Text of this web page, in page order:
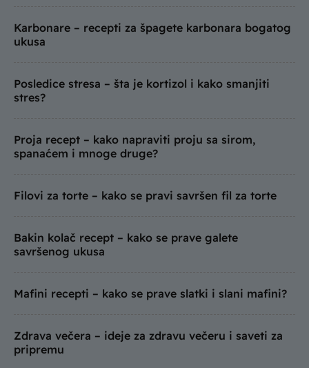
Karbonare – recepti za špagete karbonara bogatog
ukusa
Posledice stresa – šta je kortizol i kako smanjiti
stres?
Proja recept – kako napraviti proju sa sirom,
spanaćem i mnoge druge?
Filovi za torte – kako se pravi savršen fil za torte
Bakin kolač recept – kako se prave galete
savršenog ukusa
Mafini recepti – kako se prave slatki i slani mafini?
Zdrava večera – ideje za zdravu večeru i saveti za
pripremu